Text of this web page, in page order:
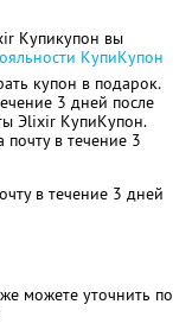
Купикупон вы
КупиКупон
купон в подарок.
3 дней после
Эlixir КупиКупон.
почту в течение 3
в течение 3 дней
можете уточнить по